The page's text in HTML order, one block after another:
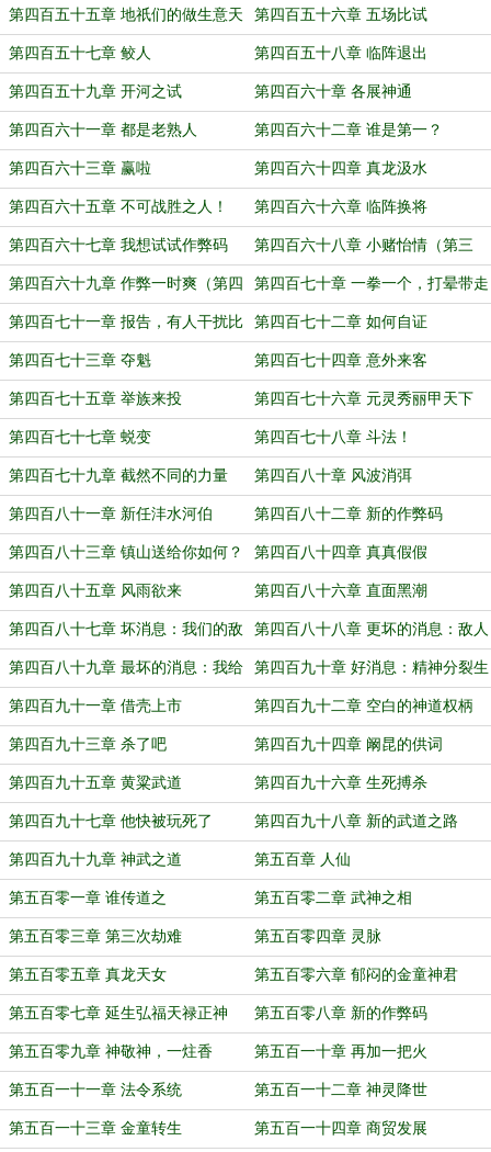
第四百五十五章 地祇们的做生意天
赋
第四百五十六章 五场比试
第四百五十七章 鲛人 第四百五十八章 临阵退出
第四百五十九章 开河之试 第四百六十章 各展神通
第四百六十一章 都是老熟人 第四百六十二章 谁是第一？
第四百六十三章 赢啦 第四百六十四章 真龙汲水
第四百六十五章 不可战胜之人！ 第四百六十六章 临阵换将
第四百六十七章 我想试试作弊码 第四百六十八章 小赌怡情（第三
更，求票票哟）
第四百六十九章 作弊一时爽（第四
更，求投票）
第四百七十章 一拳一个，打晕带走
第四百七十一章 报告，有人干扰比
试！
第四百七十二章 如何自证
第四百七十三章 夺魁 第四百七十四章 意外来客
第四百七十五章 举族来投 第四百七十六章 元灵秀丽甲天下
第四百七十七章 蜕变 第四百七十八章 斗法！
第四百七十九章 截然不同的力量 第四百八十章 风波消弭
第四百八十一章 新任沣水河伯 第四百八十二章 新的作弊码
第四百八十三章 镇山送给你如何？ 第四百八十四章 真真假假
第四百八十五章 风雨欲来 第四百八十六章 直面黑潮
第四百八十七章 坏消息：我们的敌
人出世了
第四百八十八章 更坏的消息：敌人
之外还有敌人
第四百八十九章 最坏的消息：我给
敌人开了挂
第四百九十章 好消息：精神分裂生
效了
第四百九十一章 借壳上市 第四百九十二章 空白的神道权柄
第四百九十三章 杀了吧 第四百九十四章 阚昆的供词
第四百九十五章 黄粱武道 第四百九十六章 生死搏杀
第四百九十七章 他快被玩死了 第四百九十八章 新的武道之路
第四百九十九章 神武之道 第五百章 人仙
第五百零一章 谁传道之 第五百零二章 武神之相
第五百零三章 第三次劫难 第五百零四章 灵脉
第五百零五章 真龙天女 第五百零六章 郁闷的金童神君
第五百零七章 延生弘福天禄正神 第五百零八章 新的作弊码
第五百零九章 神敬神，一炷香 第五百一十章 再加一把火
第五百一十一章 法令系统 第五百一十二章 神灵降世
第五百一十三章 金童转生 第五百一十四章 商贸发展